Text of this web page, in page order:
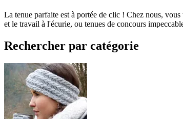
La tenue parfaite est à portée de clic ! Chez nous,
et le travail à l'écurie, ou tenues de concours
Rechercher par catégorie